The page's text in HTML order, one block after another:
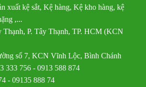
xuất kệ sắt, Kệ hàng, Kệ kho hàng, kệ
,...
Thạnh, P. Tây Thạnh, TP. HCM (KCN
số 7, KCN Vĩnh Lộc, Bình Chánh
333 756 -0913 588 874
-09135 888 74